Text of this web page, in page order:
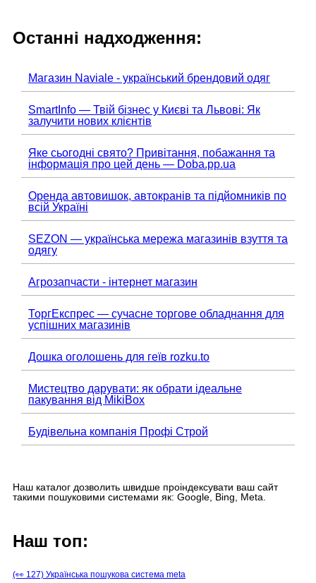
Останні надходження:
Магазин Naviale - український брендовий одяг
SmartInfo — Твій бізнес у Києві та Львові: Як
залучити нових клієнтів
Яке сьогодні свято? Привітання, побажання та
інформація про цей день — Doba.pp.ua
Оренда автовишок, автокранів та підйомників по
всій Україні
SEZON — українська мережа магазинів взуття та
одягу
Агрозапчасти - інтернет магазин
ТоргЕкспрес — сучасне торгове обладнання для
успішних магазинів
Дошка оголошень для геїв rozku.to
Мистецтво дарувати: як обрати ідеальне
пакування від MikiBox
Будівельна компанія Профі Строй
Наш каталог дозволить швидше проіндексувати ваш сайт
такими пошуковими системами як: Google, Bing, Meta.
Наш топ:
(👀 127) Українська пошукова система meta